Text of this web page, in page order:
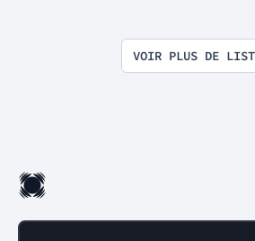
VOIR PLUS DE